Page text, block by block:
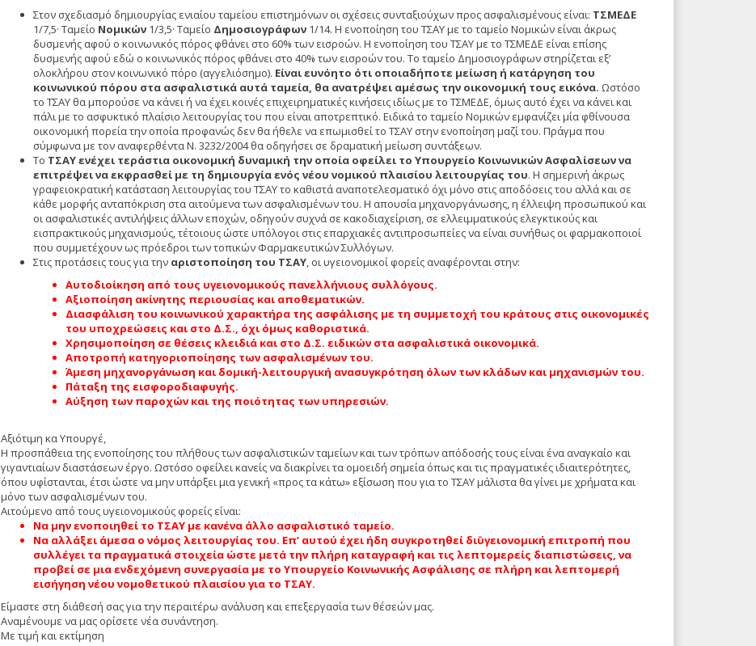
Στον σχεδιασμό δημιουργίας ενιαίου ταμείου επιστημόνων οι σχέσεις συνταξιούχων προς ασφαλισμένους είναι: ΤΣΜΕΔΕ
1/7,5· Ταμείο Νομικών1/3,5· Ταμείο Δημοσιογράφων1/14. Η ενοποίηση του ΤΣΑΥ με το ταμείο Νομικών είναι άκρως
δυσμενής αφού ο κοινωνικός πόρος φθάνει στο 60% των εισροών. Η ενοποίηση του ΤΣΑΥ με το ΤΣΜΕΔΕ είναι επίσης
δυσμενής αφού εδώ ο κοινωνικός πόρος φθάνει στο 40% των εισροών του. Το ταμείο Δημοσιογράφων στηρίζεται εξ’
ολοκλήρου στον κοινωνικό πόρο (αγγελιόσημο). Είναι ευνόητο ότι οποιαδήποτε μείωση ή κατάργηση του
κοινωνικού πόρου στα ασφαλιστικά αυτά ταμεία, θα ανατρέψει αμέσως την οικονομική τους εικόνα. Ωστόσο
το ΤΣΑΥ θα μπορούσε να κάνει ή να έχει κοινές επιχειρηματικές κινήσεις ιδίως με το ΤΣΜΕΔΕ, όμως αυτό έχει να κάνει και
πάλι με το ασφυκτικό πλαίσιο λειτουργίας του που είναι αποτρεπτικό. Ειδικά το ταμείο Νομικών εμφανίζει μία φθίνουσα
οικονομική πορεία την οποία προφανώς δεν θα ήθελε να επωμισθεί το ΤΣΑΥ στην ενοποίηση μαζί του. Πράγμα που
σύμφωνα με τον αναφερθέντα Ν. 3232/2004 θα οδηγήσει σε δραματική μείωση συντάξεων.
Το ΤΣΑΥ ενέχει τεράστια οικονομική δυναμική την οποία οφείλει το Υπουργείο Κοινωνικών Ασφαλίσεων να
επιτρέψει να εκφρασθεί με τη δημιουργία ενός νέου νομικού πλαισίου λειτουργίας του. Η σημερινή άκρως
γραφειοκρατική κατάσταση λειτουργίας του ΤΣΑΥ το καθιστά αναποτελεσματικό όχι μόνο στις αποδόσεις του αλλά και σε
κάθε μορφής ανταπόκριση στα αιτούμενα των ασφαλισμένων του. Η απουσία μηχανοργάνωσης, η έλλειψη προσωπικού και
οι ασφαλιστικές αντιλήψεις άλλων εποχών, οδηγούν συχνά σε κακοδιαχείριση, σε ελλειμματικούς ελεγκτικούς και
εισπρακτικούς μηχανισμούς, τέτοιους ώστε υπόλογοι στις επαρχιακές αντιπροσωπείες να είναι συνήθως οι φαρμακοποιοί
που συμμετέχουν ως πρόεδροι των τοπικών Φαρμακευτικών Συλλόγων.
Στις προτάσεις τους για την αριστοποίηση του ΤΣΑΥ, οι υγειονομικοί φορείς αναφέρονται στην:
Αυτοδιοίκηση από τους υγειονομικούς πανελλήνιους συλλόγους.
Αξιοποίηση ακίνητης περιουσίας και αποθεματικών.
Διασφάλιση του κοινωνικού χαρακτήρα της ασφάλισης με τη συμμετοχή του κράτους στις οικονομικές
του υποχρεώσεις και στο Δ.Σ., όχι όμως καθοριστικά.
Χρησιμοποίηση σε θέσεις κλειδιά και στο Δ.Σ. ειδικών στα ασφαλιστικά οικονομικά.
Αποτροπή κατηγοριοποίησης των ασφαλισμένων του.
Άμεση μηχανοργάνωση και δομική-λειτουργική ανασυγκρότηση όλων των κλάδων και μηχανισμών του.
Πάταξη της εισφοροδιαφυγής.
Αύξηση των παροχών και της ποιότητας των υπηρεσιών.
Αξιότιμη κα Υπουργέ,
Η προσπάθεια της ενοποίησης του πλήθους των ασφαλιστικών ταμείων και των τρόπων απόδοσής τους είναι ένα αναγκαίο και
γιγαντιαίων διαστάσεων έργο. Ωστόσο οφείλει κανείς να διακρίνει τα ομοειδή σημεία όπως και τις πραγματικές ιδιαιτερότητες,
όπου υφίστανται, έτσι ώστε να μην υπάρξει μια γενική «προς τα κάτω» εξίσωση που για το ΤΣΑΥ μάλιστα θα γίνει με χρήματα και
μόνο των ασφαλισμένων του.
Αιτούμενο από τους υγειονομικούς φορείς είναι:
Να μην ενοποιηθεί το ΤΣΑΥ με κανένα άλλο ασφαλιστικό ταμείο.
Να αλλάξει άμεσα ο νόμος λειτουργίας του. Επ’ αυτού έχει ήδη συγκροτηθεί διϋγειονομική επιτροπή που
συλλέγει τα πραγματικά στοιχεία ώστε μετά την πλήρη καταγραφή και τις λεπτομερείς διαπιστώσεις, να
προβεί σε μια ενδεχόμενη συνεργασία με το Υπουργείο Κοινωνικής Ασφάλισης σε πλήρη και λεπτομερή
εισήγηση νέου νομοθετικού πλαισίου για το ΤΣΑΥ.
Είμαστε στη διάθεσή σας για την περαιτέρω ανάλυση και επεξεργασία των θέσεών μας.
Αναμένουμε να μας ορίσετε νέα συνάντηση.
Με τιμή και εκτίμηση